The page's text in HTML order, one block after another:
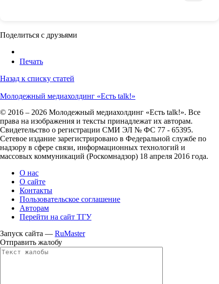
Поделиться с друзьями
Печать
Назад к списку статей
Молодежный медиахолдинг «Есть talk!»
© 2016 – 2026 Молодежный медиахолдинг «Есть talk!». Все
права на изображения и тексты принадлежат их авторам.
Свидетельство о регистрации СМИ ЭЛ № ФС 77 - 65395.
Сетевое издание зарегистрировано в Федеральной службе по
надзору в сфере связи, информационных технологий и
массовых коммуникаций (Роскомнадзор) 18 апреля 2016 года.
О нас
О сайте
Контакты
Пользовательское соглашение
Авторам
Перейти на сайт ТГУ
Запуск сайта — RuMaster
Отправить жалобу